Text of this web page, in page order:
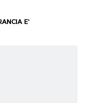
E'